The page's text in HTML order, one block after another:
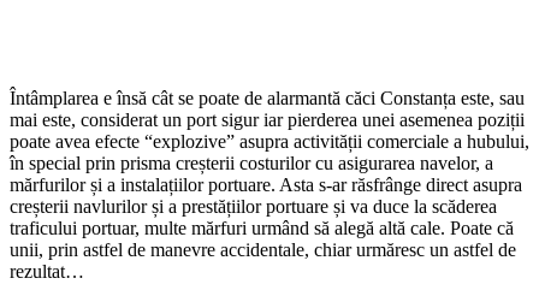
Întâmplarea e însă cât se poate de alarmantă căci Constanța este, sau
mai este, considerat un port sigur iar pierderea unei asemenea poziții
poate avea efecte “explozive” asupra activității comerciale a hubului,
în special prin prisma creșterii costurilor cu asigurarea navelor, a
mărfurilor și a instalațiilor portuare. Asta s-ar răsfrânge direct asupra
creșterii navlurilor și a prestățiilor portuare și va duce la scăderea
traficului portuar, multe mărfuri urmând să alegă altă cale. Poate că
unii, prin astfel de manevre accidentale, chiar urmăresc un astfel de
rezultat…